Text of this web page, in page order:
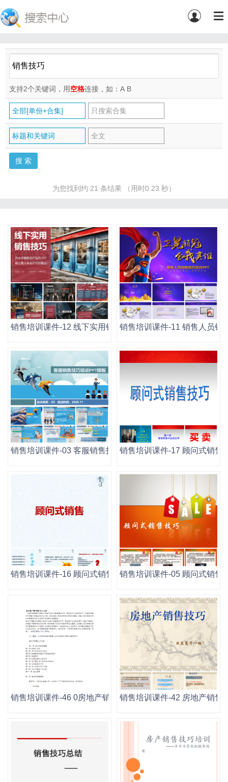
支持2个关键词，用空格连接，如：A B
全部[单份+合集] 只搜索合集
标题和关键词 全文
为您找到约 21 条结果 （用时0.23 秒）
销售培训课件-12 线下实用销售技巧.pptx销售培训课件-11 销售人员销
销售培训课件-03 客服销售技巧培训.pptx销售培训课件-17 顾问式销售
销售培训课件-16 顾问式销售技巧.pptx销售培训课件-05 顾问式销售
销售培训课件-46 0房地产销售技巧大全.doc销售培训课件-42 房地产销售